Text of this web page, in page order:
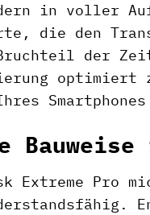
in voller
die den
der
optimiert
Extreme Pro